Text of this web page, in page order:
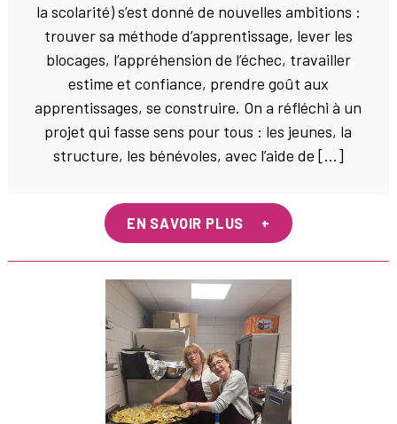
la scolarité) s’est donné de nouvelles ambitions :
trouver sa méthode d’apprentissage, lever les
blocages, l’appréhension de l’échec, travailler
estime et confiance, prendre goût aux
apprentissages, se construire. On a réfléchi à un
projet qui fasse sens pour tous : les jeunes, la
structure, les bénévoles, avec l’aide de […]
EN SAVOIR PLUS